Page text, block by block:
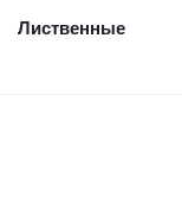
Лиственные